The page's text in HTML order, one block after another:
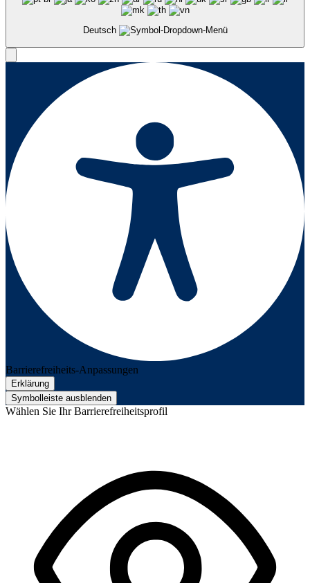
Deutsch
Barrierefreiheits-Anpassungen
Erklärung
Symbolleiste ausblenden
Wählen Sie Ihr Barrierefreiheitsprofil